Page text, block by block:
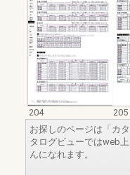
204
205
お探しのページは「カ
タログビューではweb
んになれます。